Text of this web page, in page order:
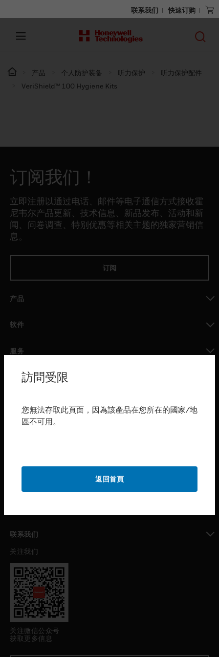
联系我们 快速订购
产品 个人防护装备 听力保护
听力保护配件
VeriShield™ 100 Hygiene Kits
订阅我们！
立即注册以通过电话、邮件等电子通信方式接收霍
尼韦尔产品更新、技术信息、新品发布、活动和新
闻、问卷调查、特别优惠等相关主题的独家营销信
息。
订阅
产品
软件
服务
toggle view
行业
toggle view
联系我们
toggle view
关注我们
关注微信公众号
获取更多信息
訪問受限
您無法存取此頁面，因為該產品在您所在的國家/地
區不可用。
返回首頁